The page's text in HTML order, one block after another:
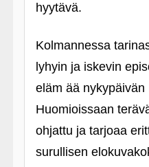
hyytävä.
Kolmannessa
lyhyin ja iskevin
eläm ää nykypäivän
Huomioissaan
ohjattu ja tarjoaa
surullisen